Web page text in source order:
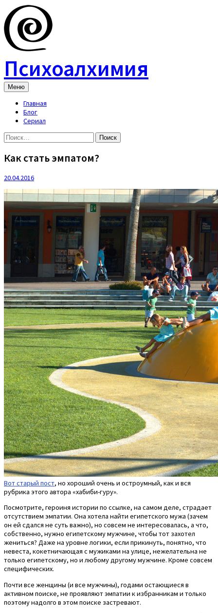
Skip
to
content
Психоалхимия
Меню
Главная
Блог
Сериал
Найти:
Как стать эмпатом?
20.04.2016
Вот старый пост, но хороший очень и остроумный, как и вся
рубрика этого автора «хабиби-гуру».
Посмотрите, героиня истории по ссылке, на самом деле, страдает
отсутствием эмпатии. Она хотела найти египетского мужа (зачем
он ей сдался не суть важно), но совсем не интересовалась, а что,
собственно, нужно египетскому мужчине, чтобы тот захотел
жениться? Даже на уровне логики, если прикинуть, понятно, что
невеста, кокетничающая с мужиками на улице, нежелательна не
только египетскому, но и любому другому мужчине. Кроме совсем
специфических.
Почти все женщины (и все мужчины), годами остающиеся в
активном поиске, не проявляют эмпатии к избранникам и только
поэтому надолго в этом поиске застревают.